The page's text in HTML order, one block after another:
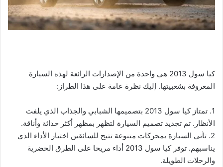
كيا سول 2013 هي واحدة من الإصدارات الرائعة لهذه السيارة
المعروفة بشعبيتها. إليك نظرة عامة على هذا الطراز:
1. تمتاز كيا سول 2013 بتصميمها الشبابي والجذاب الذي يلفت
الأنظار. تم تجديد تصميم السيارة لتظهر بمظهر أكثر حداثة وأناقة.
2. تأتي السيارة بمحركات متنوعة تتيح للسائقين اختيار الأداء الذي
يناسبهم. توفر كيا سول 2013 أداء مريحا على الطرق الحضرية
والرحلات الطويلة.